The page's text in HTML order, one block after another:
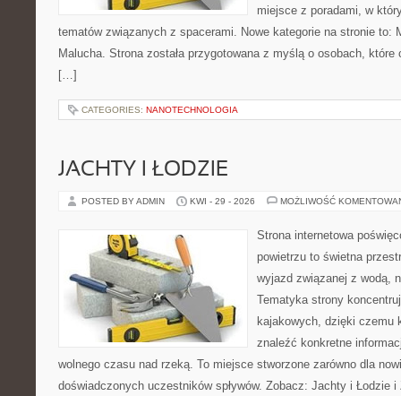
miejsce z poradami, w
tematów związanych z spacerami. Nowe kategorie na stronie to:
Malucha. Strona została przygotowana z myślą o osobach, które
[…]
CATEGORIES: NANOTECHNOLOGIA
JACHTY I ŁODZIE
POSTED BY ADMIN KWI - 29 - 2026 MOŻLIWOŚĆ
Strona internetowa
powietrzu to świetna
wyjazd związanej z wodą,
Tematyka strony
kajakowych, dzięki czemu
znaleźć konkretne
wolnego czasu nad rzeką. To miejsce stworzone zarówno dla
doświadczonych uczestników spływów. Zobacz: Jachty i Łodzie